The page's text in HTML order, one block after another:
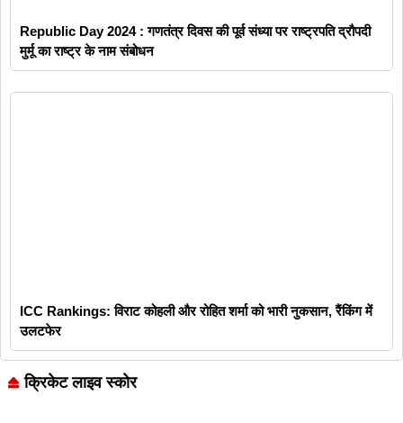
Republic Day 2024 : गणतंत्र दिवस की पूर्व संध्या पर राष्ट्रपति द्रौपदी
मुर्मू का राष्ट्र के नाम संबोधन
ICC Rankings: विराट कोहली और रोहित शर्मा को भारी नुकसान, रैंकिंग में
उलटफेर
क्रिकेट लाइव स्कोर